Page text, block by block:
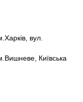
вул.
Київська